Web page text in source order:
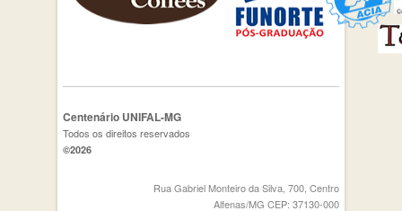
Centenário UNIFAL-MG
Todos os direitos reservados
©2026
Rua Gabriel Monteiro da Silva, 700, Centro
Alfenas/MG CEP: 37130-000